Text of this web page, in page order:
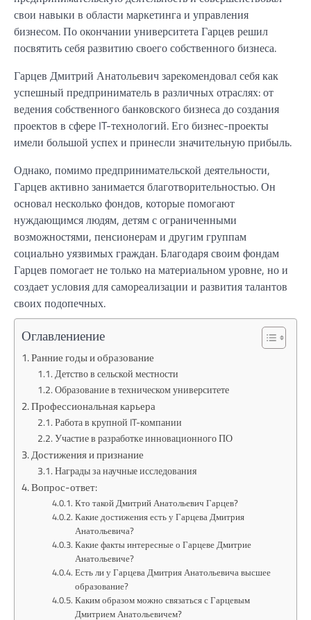
свои навыки в области маркетинга и управления
бизнесом. По окончании университета Гарцев решил
посвятить себя развитию своего собственного бизнеса.
Гарцев Дмитрий Анатольевич зарекомендовал себя как
успешный предприниматель в различных отраслях: от
ведения собственного банковского бизнеса до создания
проектов в сфере IT-технологий. Его бизнес-проекты
имели большой успех и принесли значительную прибыль.
Однако, помимо предпринимательской деятельности,
Гарцев активно занимается благотворительностью. Он
основал несколько фондов, которые помогают
нуждающимся людям, детям с ограниченными
возможностями, пенсионерам и другим группам
социально уязвимых граждан. Благодаря своим фондам
Гарцев помогает не только на материальном уровне, но и
создает условия для самореализации и развития талантов
своих подопечных.
Оглавлениение
Ранние годы и образование
Детство в сельской местности
Образование в техническом университете
Профессиональная карьера
Работа в крупной IT-компании
Участие в разработке инновационного ПО
Достижения и признание
Награды за научные исследования
Вопрос-ответ:
Кто такой Дмитрий Анатольевич Гарцев?
Какие достижения есть у Гарцева Дмитрия
Анатольевича?
Какие факты интересные о Гарцеве Дмитрие
Анатольевиче?
Есть ли у Гарцева Дмитрия Анатольевича высшее
образование?
Каким образом можно связаться с Гарцевым
Дмитрием Анатольевичем?